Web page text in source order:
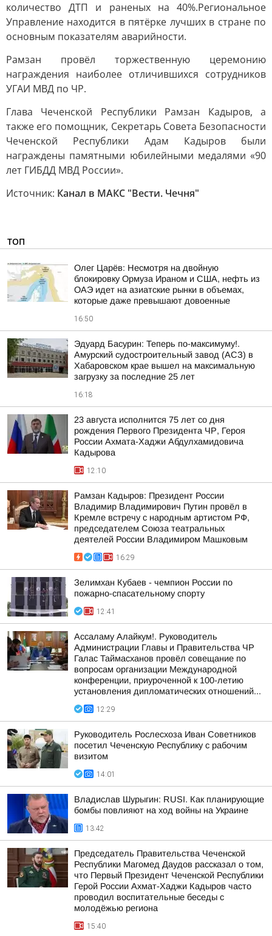
количество ДТП и раненых на 40%.Региональное
Управление находится в пятёрке лучших в стране по
основным показателям аварийности.
Рамзан провёл торжественную церемонию
награждения наиболее отличившихся сотрудников
УГАИ МВД по ЧР.
Глава Чеченской Республики Рамзан Кадыров, а
также его помощник, Секретарь Совета Безопасности
Чеченской Республики Адам Кадыров были
награждены памятными юбилейными медалями «90
лет ГИБДД МВД России».
Источник: Канал в МАКС "Вести. Чечня"
ТОП
Олег Царёв: Несмотря на двойную
блокировку Ормуза Ираном и США, нефть из
ОАЭ идет на азиатские рынки в объемах,
которые даже превышают довоенные
16:50
Эдуард Басурин: Теперь по-максимуму!.
Амурский судостроительный завод (АСЗ) в
Хабаровском крае вышел на максимальную
загрузку за последние 25 лет
16:18
23 августа исполнится 75 лет со дня
рождения Первого Президента ЧР, Героя
России Ахмата-Хаджи Абдулхамидовича
Кадырова
12:10
Рамзан Кадыров: Президент России
Владимир Владимирович Путин провёл в
Кремле встречу с народным артистом РФ,
председателем Союза театральных
деятелей России Владимиром Машковым
16:29
Зелимхан Кубаев - чемпион России по
пожарно-спасательному спорту
12:41
Ассаламу Алайкум!. Руководитель
Администрации Главы и Правительства ЧР
Галас Таймасханов провёл совещание по
вопросам организации Международной
конференции, приуроченной к 100-летию
установления дипломатических отношений...
12:29
Руководитель Рослесхоза Иван Советников
посетил Чеченскую Республику с рабочим
визитом
14:01
Владислав Шурыгин: RUSI. Как планирующие
бомбы повлияют на ход войны на Украине
13:42
Председатель Правительства Чеченской
Республики Магомед Даудов рассказал о том,
что Первый Президент Чеченской Республики
Герой России Ахмат-Хаджи Кадыров часто
проводил воспитательные беседы с
молодёжью региона
15:40